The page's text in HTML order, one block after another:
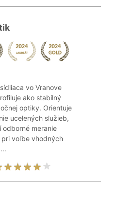
vo Vranove
ako stabilný
optiky. Orientuje
ucelených služieb,
meranie
voľbe vhodných